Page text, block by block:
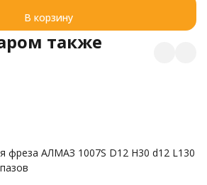
В корзину
также
фреза АЛМАЗ 1007S D12 H30 d12 L130